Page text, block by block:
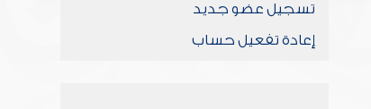
تسجيل عضو جديد
إعادة تفعيل حساب